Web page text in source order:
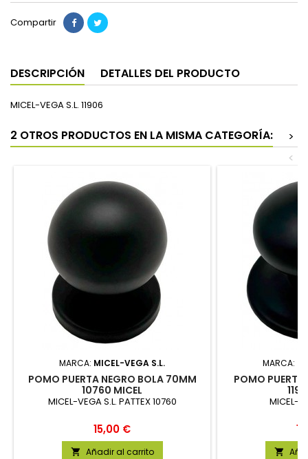
Compartir
DESCRIPCIÓN DETALLES DEL PRODUCTO
MICEL-VEGA S.L. 11906
2 OTROS PRODUCTOS EN LA MISMA CATEGORÍA:
>
<
MARCA: MICEL-VEGA S.L.
POMO PUERTA NEGRO BOLA 70MM
10760 MICEL
MICEL-VEGA S.L. PATTEX 10760
Precio
15,00 €
 Añadir al carrito
MARCA:
POMO
MICEL-
